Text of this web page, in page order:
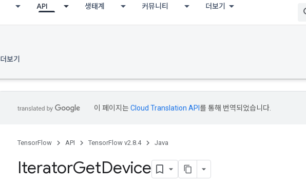
API 생태계 커뮤니티 더보기
더보기
이 페이지는Cloud Translation API 를 통해 번역되었습니다.
TensorFlow API TensorFlow v2.8.4 Java
IteratorGetDevice